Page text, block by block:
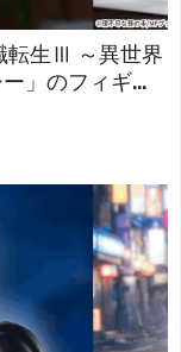
転生Ⅲ ～異世界
」のフィギュ